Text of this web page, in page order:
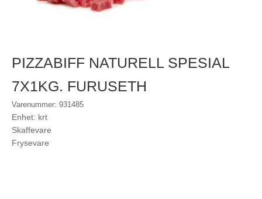
PIZZABIFF NATURELL SPESIAL
7X1KG. FURUSETH
Varenummer: 931485
Enhet: krt
Skaffevare
Frysevare